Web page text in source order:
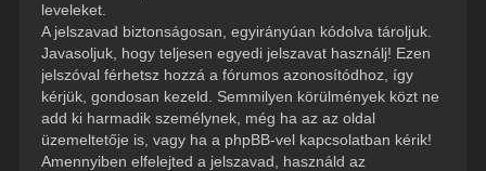
leveleket.
A jelszavad biztonságosan, egyirányúan kódolva tároljuk.
Javasoljuk, hogy teljesen egyedi jelszavat használj! Ezen
jelszóval férhetsz hozzá a fórumos azonosítódhoz, így
kérjük, gondosan kezeld. Semmilyen körülmények közt ne
add ki harmadik személynek, még ha az az oldal
üzemeltetője is, vagy ha a phpBB-vel kapcsolatban kérik!
Amennyiben elfelejted a jelszavad, használd az